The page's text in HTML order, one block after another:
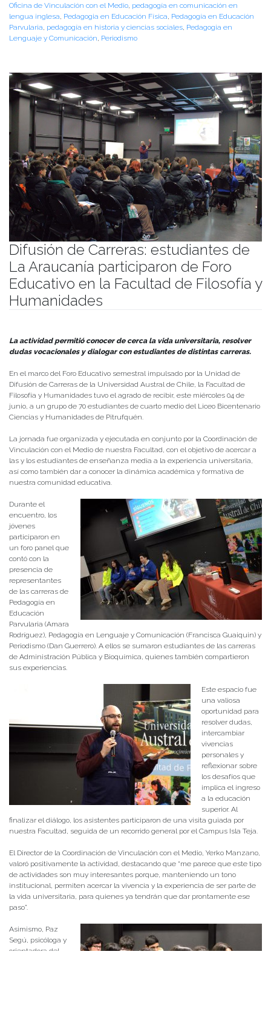
Oficina de Vinculación con el Medio, pedagogía en comunicación en
lengua inglesa, Pedagogia en Educación Física, Pedagogía en Educación
Parvularia, pedagogía en historia y ciencias sociales, Pedagogia en
Lenguaje y Comunicación, Periodismo
Difusión de Carreras: estudiantes de
La Araucanía participaron de Foro
Educativo en la Facultad de Filosofía y
Humanidades
La actividad permitió conocer de cerca la vida universitaria, resolver
dudas vocacionales y dialogar con estudiantes de distintas carreras.
En el marco del Foro Educativo semestral impulsado por la Unidad de
Difusión de Carreras de la Universidad Austral de Chile, la Facultad de
Filosofía y Humanidades tuvo el agrado de recibir, este miércoles 04 de
junio, a un grupo de 70 estudiantes de cuarto medio del Liceo Bicentenario
Ciencias y Humanidades de Pitrufquén.
La jornada fue organizada y ejecutada en conjunto por la Coordinación de
Vinculación con el Medio de nuestra Facultad, con el objetivo de acercar a
las y los estudiantes de enseñanza media a la experiencia universitaria,
así como también dar a conocer la dinámica académica y formativa de
nuestra comunidad educativa.
Durante el
encuentro, los
jóvenes
participaron en
un foro panel que
contó con la
presencia de
representantes
de las carreras de
Pedagogía en
Educación
Parvularia (Amara
Rodríguez), Pedagogía en Lenguaje y Comunicación (Francisca Guaiquin) y
Periodismo (Dan Guerrero). A ellos se sumaron estudiantes de las carreras
de Administración Pública y Bioquímica, quienes también compartieron
sus experiencias.
Este espacio fue
una valiosa
oportunidad para
resolver dudas,
intercambiar
vivencias
personales y
reflexionar sobre
los desafíos que
implica el ingreso
a la educación
superior. Al
finalizar el diálogo, los asistentes participaron de una visita guiada por
nuestra Facultad, seguida de un recorrido general por el Campus Isla Teja.
El Director de la Coordinación de Vinculación con el Medio, Yerko Manzano,
valoró positivamente la actividad, destacando que “me parece que este tipo
de actividades son muy interesantes porque, manteniendo un tono
institucional, permiten acercar la vivencia y la experiencia de ser parte de
la vida universitaria, para quienes ya tendrán que dar prontamente ese
paso”.
Asimismo, Paz
Segú, psicóloga y
orientadora del